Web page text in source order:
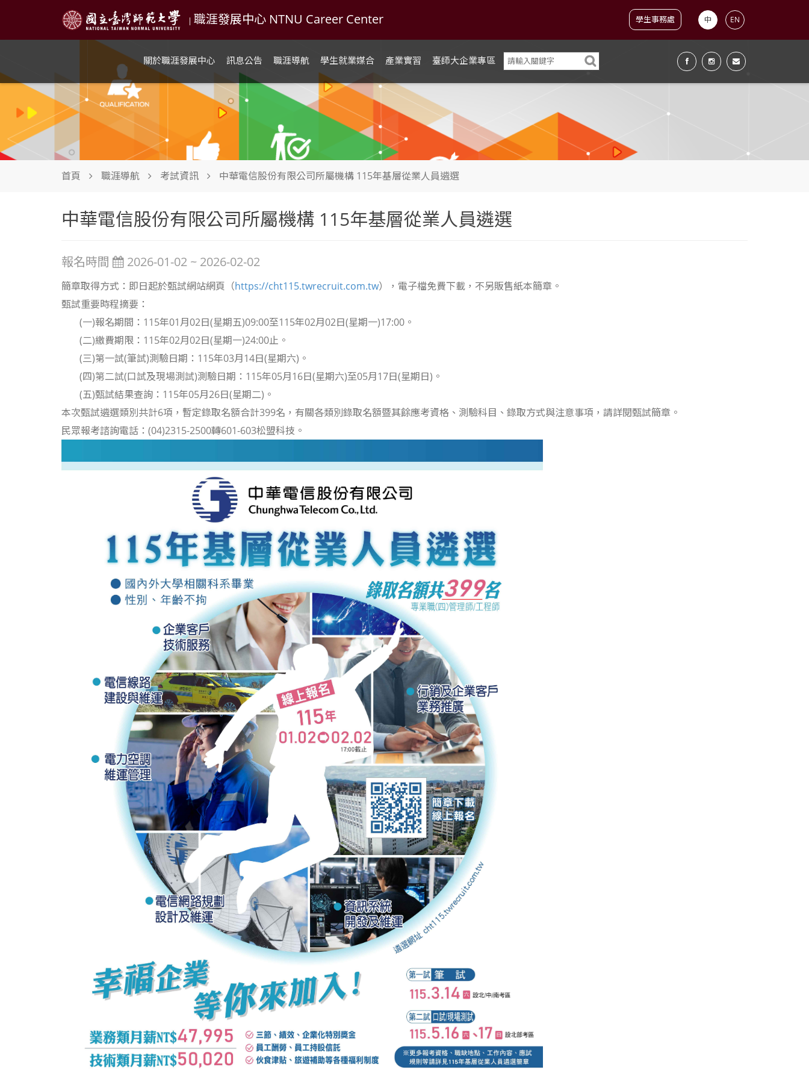
| 職涯發展中心 NTNU Career Center 學生事務處 中 EN
關於職涯發展中心 訊息公告 職涯導航 學生就業媒合 產業實習 臺師大企業專區
首頁 職涯導航 考試資訊 中華電信股份有限公司所屬機構 115年基層從業人員遴選
中華電信股份有限公司所屬機構 115年基層從業人員遴選
報名時間 2026-01-02 ~ 2026-02-02
簡章取得方式：即日起於甄試網站網頁（https://cht115.twrecruit.com.tw），電子檔免費下載，不另販售紙本簡章。
甄試重要時程摘要：
(一)報名期間：115年01月02日(星期五)09:00至115年02月02日(星期一)17:00。
(二)繳費期限：115年02月02日(星期一)24:00止。
(三)第一試(筆試)測驗日期：115年03月14日(星期六)。
(四)第二試(口試及現場測試)測驗日期：115年05月16日(星期六)至05月17日(星期日)。
(五)甄試結果查詢：115年05月26日(星期二)。
本次甄試遴選類別共計6項，暫定錄取名額合計399名，有關各類別錄取名額暨其餘應考資格、測驗科目、錄取方式與注意事項，請詳閱甄試簡章。
民眾報考諮詢電話：(04)2315-2500轉601-603松盟科技。